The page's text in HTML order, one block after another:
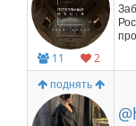
11 2
поднять